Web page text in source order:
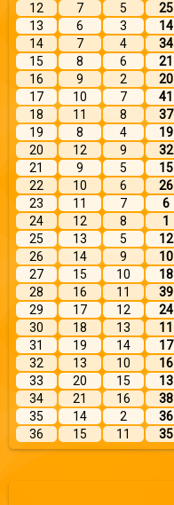
12
7 5 25
13
6 3 14
14
7 4 34
15
8 6 21
16
9 2 20
17
10 7 41
18
11 8 37
19
8 4 19
20
12 9 32
21
9 5 15
22
10 6 26
23
11 7 6
24
12 8 1
25
13 5 12
26
14 9 10
27
15 10 18
28
16 11 39
29
17 12 24
30
18 13 11
31
19 14 17
32
13 10 16
33
20 15 13
34
21 16 38
35
14 2 36
36
15 11 35